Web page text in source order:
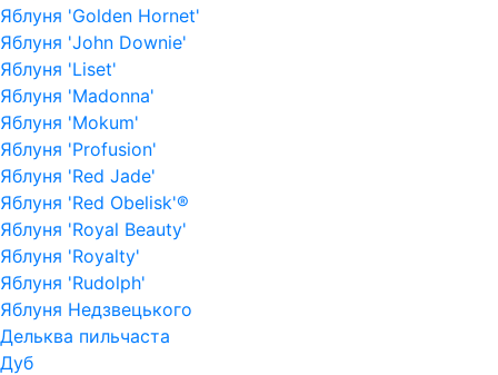
Яблуня 'Golden Hornet'
Яблуня 'John Downie'
Яблуня 'Liset'
Яблуня 'Madonna'
Яблуня 'Mokum'
Яблуня 'Profusion'
Яблуня 'Red Jade'
Яблуня 'Red Obelisk'®
Яблуня 'Royal Beauty'
Яблуня 'Royalty'
Яблуня 'Rudolph'
Яблуня Недзвецького
Дельква пильчаста
Дуб